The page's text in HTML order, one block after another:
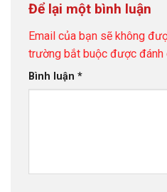
Để lại một bình luận
Email của bạn sẽ không
trường bắt buộc được đánh
Bình luận *